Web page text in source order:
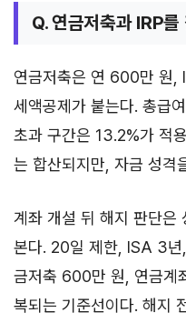
Q. 연금저축과 IRP
연금저축은 연 600만 원,
세액공제가 붙는다. 총급
초과 구간은 13.2%가 적
는 합산되지만, 자금 성격
계좌 개설 뒤 해지 판단은
본다. 20일 제한, ISA 3
금저축 600만 원, 연금계
복되는 기준선이다. 해지